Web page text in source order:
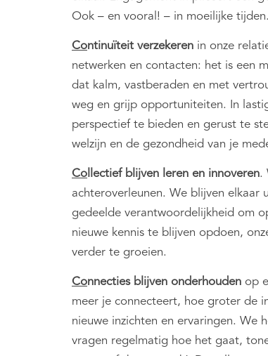
Ook – en vooral! – in moeilijke tijden.
Continuïteit verzekeren in onze
netwerken en contacten: het is een
dat kalm, vastberaden en met
weg en grijp opportuniteiten. In
perspectief te bieden en gerust te
welzijn en de gezondheid van je
Co llectief blijven leren en innoveren.
achteroverleunen. We blijven elkaar
gedeelde verantwoordelijkheid om
nieuwe kennis te blijven opdoen,
verder te groeien.
Connecties blijven onderhouden op
meer je connecteert, hoe groter de
nieuwe inzichten en ervaringen. We
vragen regelmatig hoe het gaat,